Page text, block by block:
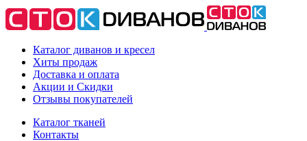
Каталог диванов и кресел
Хиты продаж
Доставка и оплата
Акции и Скидки
Отзывы покупателей
Каталог тканей
Контакты